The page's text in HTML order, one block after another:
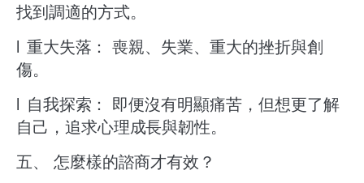
找到調適的方式。
l 重大失落： 喪親、失業、重大的挫折與創
傷。
l 自我探索： 即便沒有明顯痛苦，但想更了解
自己，追求心理成長與韌性。
​五、 怎麼樣的諮商才有效？